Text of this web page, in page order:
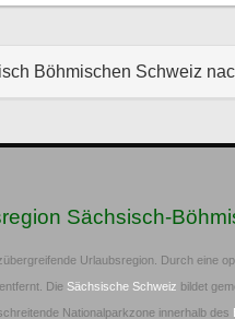
Böhmischen Schweiz
Sächsisch-
Urlaubsregion. Durch eine
Die Sächsische Schweiz bildet
Nationalparkzone innerhalb des